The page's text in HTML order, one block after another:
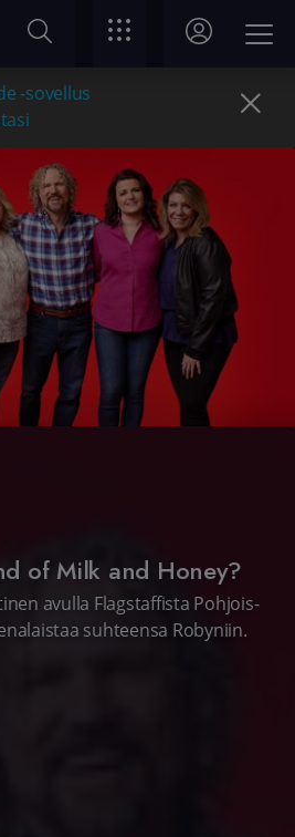
-sovellus
of Milk and Honey?
avulla Flagstaffista Pohjois-
suhteensa Robyniin.